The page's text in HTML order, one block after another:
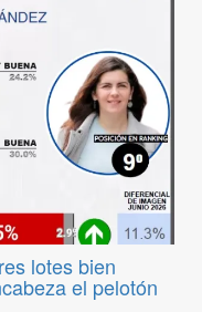
lotes bien
el pelotón